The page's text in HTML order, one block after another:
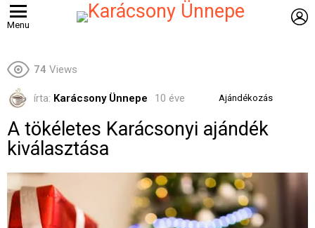
Menu
74 Views
írta: Karácsony Ünnepe 10 éve Ajándékozás
A tökéletes Karácsonyi ajándék
kiválasztása